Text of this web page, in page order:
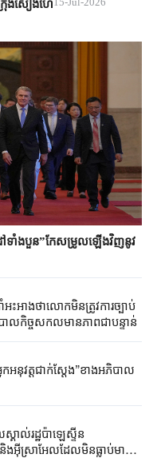
រុងសៀងហៃ
ទាំងបួន”កែសម្រូលឡើងវិញនូវ
អាងថាលោកមិនត្រូវការច្បាប់
បាលកិច្ចសកលមានភាពជាបន្ទាន់
អនុវត្តជាក់ស្តែង”ខាងអភិបាល
ាល់រដ្ឋប៉ាឡេស្ទីន
អ៊ីស្រាអែលដែលមិនធ្លាប់មាន